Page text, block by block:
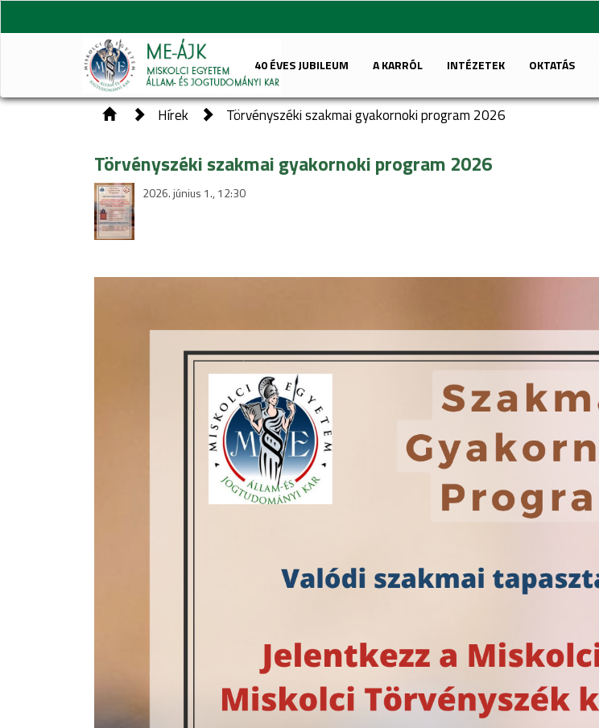
40 ÉVES JUBILEUM A KARRÓL INTÉZETEK OKTATÁS
Hírek Törvényszéki szakmai gyakornoki program 2026
Törvényszéki szakmai gyakornoki program 2026
2026. június 1., 12:30